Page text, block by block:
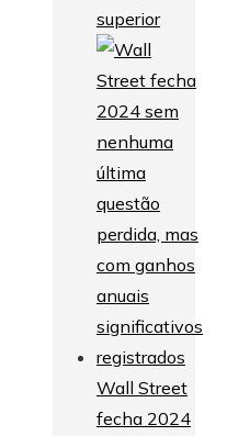
superior
Wall Street
fecha 2024